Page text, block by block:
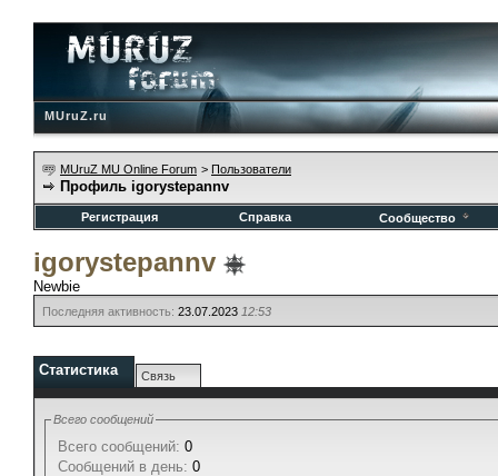
MUruZ.ru
MUruZ MU Online Forum > Пользователи
Профиль igorystepannv
Регистрация Справка Сообщество
igorystepannv
Newbie
Последняя активность: 23.07.2023 12:53
Статистика Связь
Всего сообщений
Всего сообщений: 0
Сообщений в день: 0